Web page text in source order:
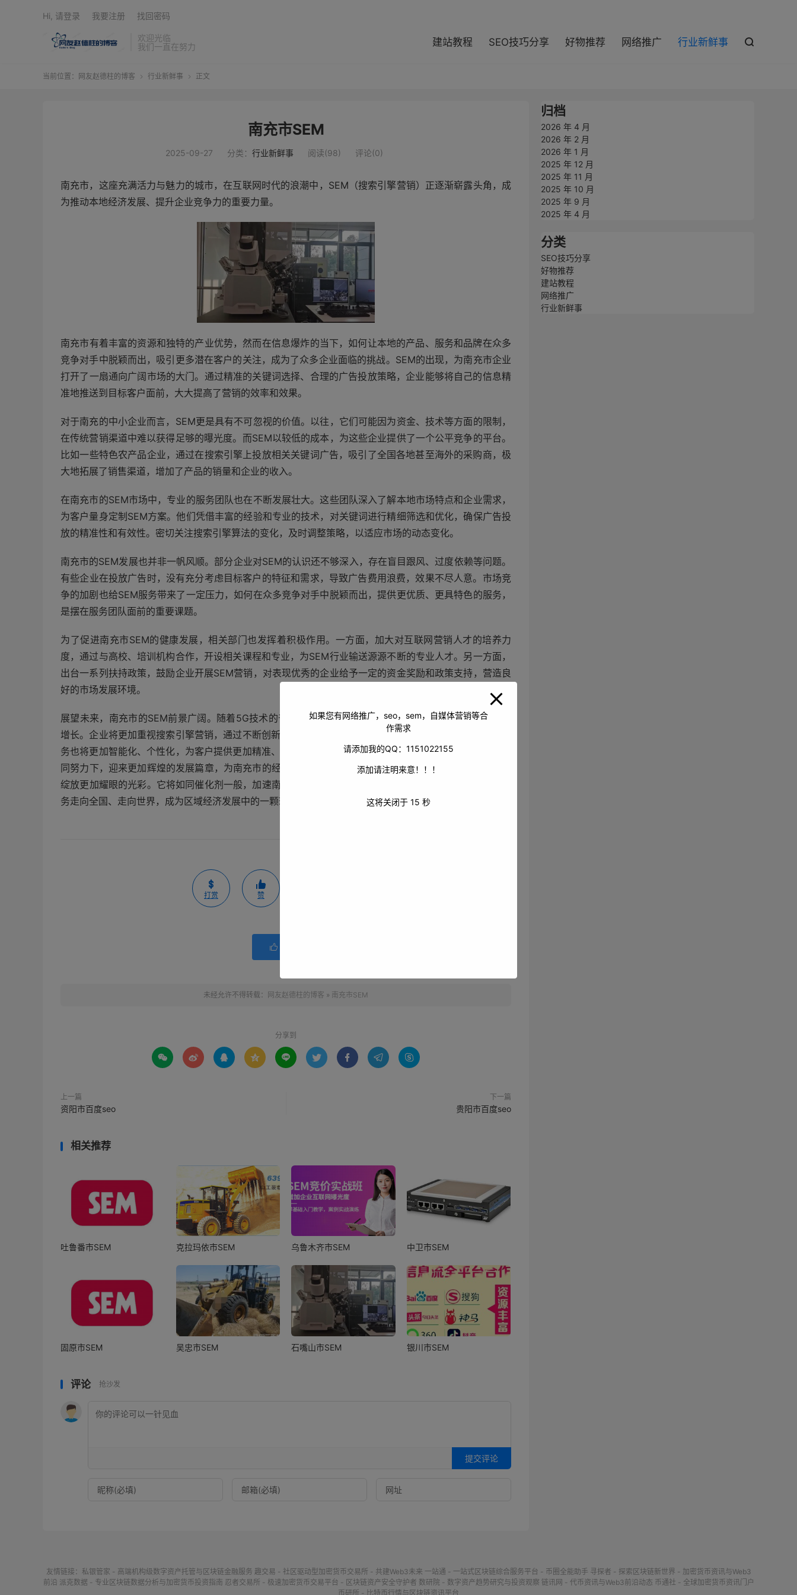
欢迎光临
我们一直在努力
建站教程 SEO技巧分享 好物推荐 网络推广 行业新鲜事 
Hi, 请登录 我要注册 找回密码
当前位置： 网友赵德柱的博客  行业新鲜事  正文
南充市SEM
2025-09-27 分类： 行业新鲜事 阅读(98) 评论(0)
南充市，这座充满活力与魅力的城市，在互联网时代的浪潮中，SEM（搜索引擎营销）正逐渐崭露头角，成
为推动本地经济发展、提升企业竞争力的重要力量。
南充市有着丰富的资源和独特的产业优势，然而在信息爆炸的当下，如何让本地的产品、服务和品牌在众多
竞争对手中脱颖而出，吸引更多潜在客户的关注，成为了众多企业面临的挑战。SEM的出现，为南充市企业
打开了一扇通向广阔市场的大门。通过精准的关键词选择、合理的广告投放策略，企业能够将自己的信息精
准地推送到目标客户面前，大大提高了营销的效率和效果。
对于南充的中小企业而言，SEM更是具有不可忽视的价值。以往，它们可能因为资金、技术等方面的限制，
在传统营销渠道中难以获得足够的曝光度。而SEM以较低的成本，为这些企业提供了一个公平竞争的平台。
比如一些特色农产品企业，通过在搜索引擎上投放相关关键词广告，吸引了全国各地甚至海外的采购商，极
大地拓展了销售渠道，增加了产品的销量和企业的收入。
在南充市的SEM市场中，专业的服务团队也在不断发展壮大。这些团队深入了解本地市场特点和企业需求，
为客户量身定制SEM方案。他们凭借丰富的经验和专业的技术，对关键词进行精细筛选和优化，确保广告投
放的精准性和有效性。密切关注搜索引擎算法的变化，及时调整策略，以适应市场的动态变化。
南充市的SEM发展也并非一帆风顺。部分企业对SEM的认识还不够深入，存在盲目跟风、过度依赖等问题。
有些企业在投放广告时，没有充分考虑目标客户的特征和需求，导致广告费用浪费，效果不尽人意。市场竞
争的加剧也给SEM服务带来了一定压力，如何在众多竞争对手中脱颖而出，提供更优质、更具特色的服务，
是摆在服务团队面前的重要课题。
为了促进南充市SEM的健康发展，相关部门也发挥着积极作用。一方面，加大对互联网营销人才的培养力
度，通过与高校、培训机构合作，开设相关课程和专业，为SEM行业输送源源不断的专业人才。另一方面，
出台一系列扶持政策，鼓励企业开展SEM营销，对表现优秀的企业给予一定的资金奖励和政策支持，营造良
好的市场发展环境。
展望未来，南充市的SEM前景广阔。随着5G技术的普及和互联网的进一步发展，市场对SEM的需求将持续
增长。企业将更加重视搜索引擎营销，通过不断创新和优化营销策略，提升自身在市场中的竞争力。SEM服
务也将更加智能化、个性化，为客户提供更加精准、高效的营销解决方案。南充市的SEM行业将在各方的共
同努力下，迎来更加辉煌的发展篇章，为南充市的经济腾飞注入强大动力，助力这座城市在新时代的舞台上
绽放更加耀眼的光彩。它将如同催化剂一般，加速南充市产业升级和经济转型，让南充的特色产品和优质服
务走向全国、走向世界，成为区域经济发展中的一颗璀璨明珠。
打赏 赞

未经允许不得转载： 网友赵德柱的博客 » 南充市SEM
分享到
        
上一篇
资阳市百度seo
下一篇
贵阳市百度seo
相关推荐
吐鲁番市SEM 克拉玛依市SEM 乌鲁木齐市SEM 中卫市SEM
固原市SEM 吴忠市SEM 石嘴山市SEM 银川市SEM
评论 抢沙发
提交评论
归档
2026 年 4 月
2026 年 2 月
2026 年 1 月
2025 年 12 月
2025 年 11 月
2025 年 10 月
2025 年 9 月
2025 年 4 月
分类
SEO技巧分享
好物推荐
建站教程
网络推广
行业新鲜事
友情链接： 私银管家 - 高端机构级数字资产托管与区块链金融服务 趣交易 - 社区驱动型加密货币交易所 - 共建Web3未来 一站通 - 一站式区块链综合服务平台 - 币圈全能助手 寻探者 - 探索区块链新世界 - 加密货币资讯与Web3
前沿 派克数据 - 专业区块链数据分析与加密货币投资指南 忍者交易所 - 极速加密货币交易平台 - 区块链资产安全守护者 数研院 - 数字资产趋势研究与投资观察 链讯网 - 代币资讯与Web3前沿动态 币通社 - 全球加密货币资讯门户
币研所 - 比特币行情与区块链资讯平台
如果您有网络推广，seo，sem，自媒体营销等合
作需求
请添加我的QQ：1151022155
添加请注明来意！！！
这将关闭于 14 秒